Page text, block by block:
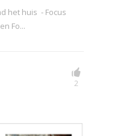
het huis - Focus
Fo...
2